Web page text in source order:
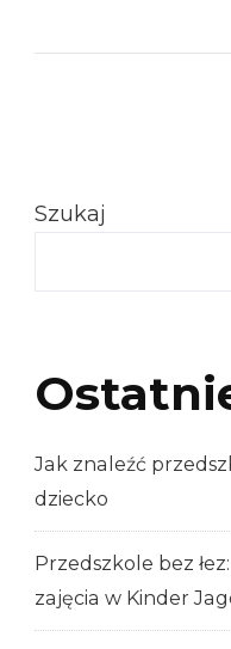
Szukaj
Jak znaleźć
dziecko
Przedszkole bez
zajęcia w Kinder